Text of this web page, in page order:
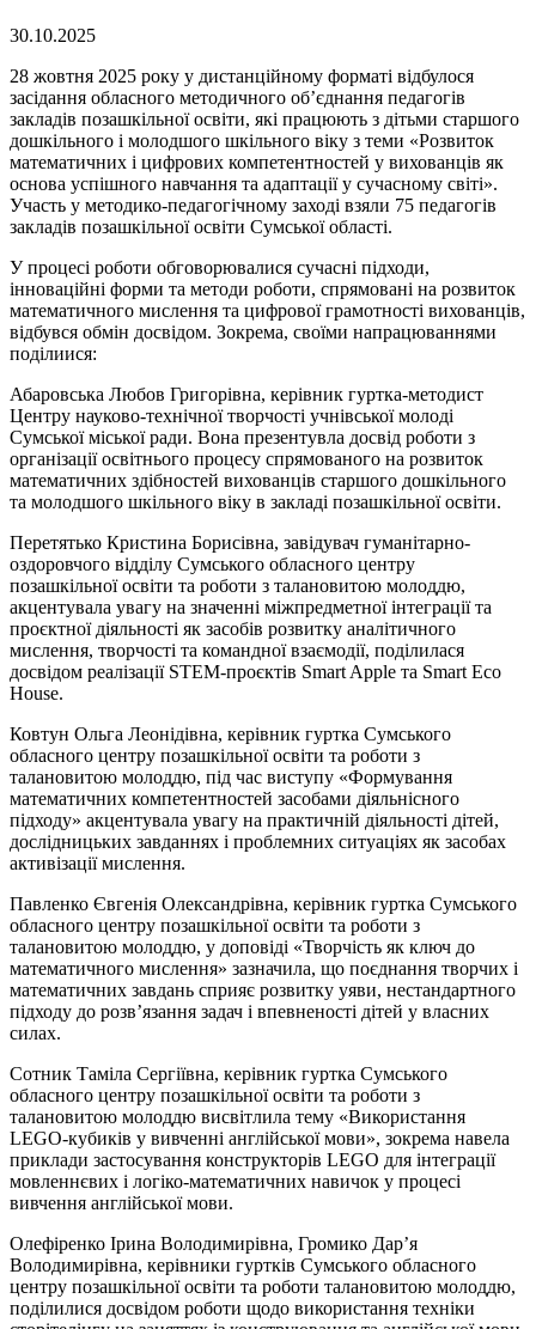
30.10.2025
28 жовтня 2025 року у дистанційному форматі відбулося
засідання обласного методичного об’єднання педагогів
закладів позашкільної освіти, які працюють з дітьми старшого
дошкільного і молодшого шкільного віку з теми «Розвиток
математичних і цифрових компетентностей у вихованців як
основа успішного навчання та адаптації у сучасному світі».
Участь у методико-педагогічному заході взяли 75 педагогів
закладів позашкільної освіти Сумської області.
У процесі роботи обговорювалися сучасні підходи,
інноваційні форми та методи роботи, спрямовані на розвиток
математичного мислення та цифрової грамотності вихованців,
відбувся обмін досвідом. Зокрема, своїми напрацюваннями
поділиися:
Абаровська Любов Григорівна, керівник гуртка-методист
Центру науково-технічної творчості учнівської молоді
Сумської міської ради. Вона презентувла досвід роботи з
організації освітнього процесу спрямованого на розвиток
математичних здібностей вихованців старшого дошкільного
та молодшого шкільного віку в закладі позашкільної освіти.
Перетятько Кристина Борисівна, завідувач гуманітарно-
оздоровчого відділу Сумського обласного центру
позашкільної освіти та роботи з талановитою молоддю,
акцентувала увагу на значенні міжпредметної інтеграції та
проєктної діяльності як засобів розвитку аналітичного
мислення, творчості та командної взаємодії, поділилася
досвідом реалізації STEM-проєктів Smart Apple та Smart Eco
House.
Ковтун Ольга Леонідівна, керівник гуртка Сумського
обласного центру позашкільної освіти та роботи з
талановитою молоддю, під час виступу «Формування
математичних компетентностей засобами діяльнісного
підходу» акцентувала увагу на практичній діяльності дітей,
дослідницьких завданнях і проблемних ситуаціях як засобах
активізації мислення.
Павленко Євгенія Олександрівна, керівник гуртка Сумського
обласного центру позашкільної освіти та роботи з
талановитою молоддю, у доповіді «Творчість як ключ до
математичного мислення» зазначила, що поєднання творчих і
математичних завдань сприяє розвитку уяви, нестандартного
підходу до розв’язання задач і впевненості дітей у власних
силах.
Сотник Таміла Сергіївна, керівник гуртка Сумського
обласного центру позашкільної освіти та роботи з
талановитою молоддю висвітлила тему «Використання
LEGO-кубиків у вивченні англійської мови», зокрема навела
приклади застосування конструкторів LEGO для інтеграції
мовленнєвих і логіко-математичних навичок у процесі
вивчення англійської мови.
Олефіренко Ірина Володимирівна, Громико Дар’я
Володимирівна, керівники гуртків Сумського обласного
центру позашкільної освіти та роботи талановитою молоддю,
поділилися досвідом роботи щодо використання техніки